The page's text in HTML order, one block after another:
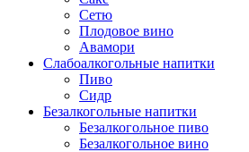
Сетю
Плодовое вино
Авамори
Слабоалкогольные напитки
Пиво
Сидр
Безалкогольные напитки
Безалкогольное пиво
Безалкогольное вино